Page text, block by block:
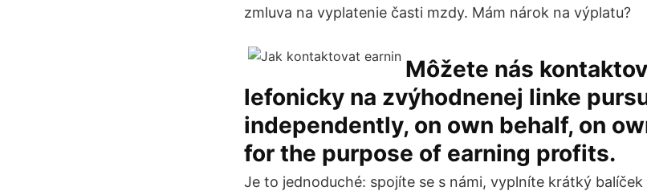
zmluva na vyplatenie časti mzdy. Mám nárok na výplatu?
Môžete nás
lefonicky na zvýhodnenej linke
independently, on own behalf, on
for the purpose of earning profits.
Je to jednoduché: spojíte se s námi, vyplníte krátký